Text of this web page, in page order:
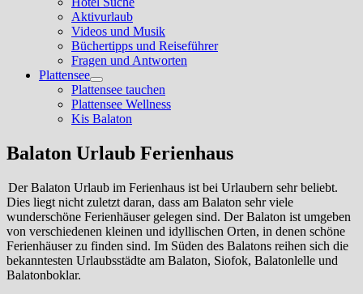
menu
Aktivurlaub
Videos und Musik
Büchertipps und Reiseführer
Fragen und Antworten
Plattensee
Show
sub
menu
Plattensee tauchen
Plattensee Wellness
Kis Balaton
Balaton Urlaub Ferienhaus
Der Balaton Urlaub im Ferienhaus ist bei Urlaubern sehr beliebt.
Dies liegt nicht zuletzt daran, dass am Balaton sehr viele
wunderschöne Ferienhäuser gelegen sind. Der Balaton ist umgeben
von verschiedenen kleinen und idyllischen Orten, in denen schöne
Ferienhäuser zu finden sind. Im Süden des Balatons reihen sich die
bekanntesten Urlaubsstädte am Balaton, Siofok, Balatonlelle und
Balatonboklar.